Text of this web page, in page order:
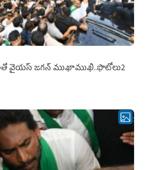
వైయ‌స్ జ‌గ‌న్ ముఖాముఖి..ఫొటోలు2